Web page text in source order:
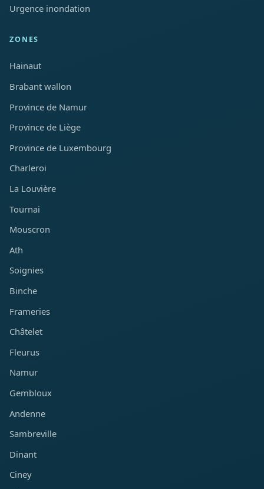
Urgence inondation
ZONES
Hainaut
Brabant wallon
Province de Namur
Province de Liège
Province de Luxembourg
Charleroi
La Louvière
Tournai
Mouscron
Ath
Soignies
Binche
Frameries
Châtelet
Fleurus
Namur
Gembloux
Andenne
Sambreville
Dinant
Ciney